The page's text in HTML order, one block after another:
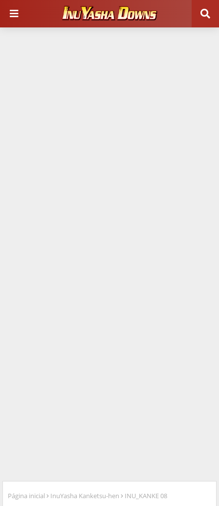
Página inicial InuYasha Kanketsu-hen INU_KANKE 08